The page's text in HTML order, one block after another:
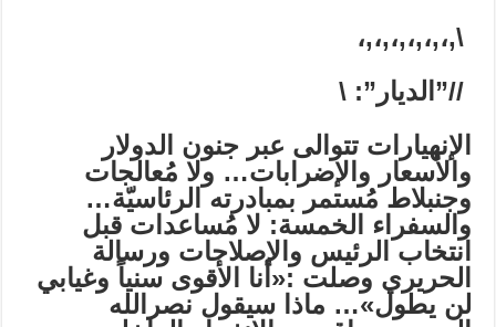
\,،,،,،,،,،,،
//”الديار”:\
الإنهيارات تتوالى عبر جنون الدولار
والأسعار والإضرابات… ولا مُعالجات
وجنبلاط مُستمر بمبادرته الرئاسيّة…
والسفراء الخمسة: لا مُساعدات قبل
انتخاب الرئيس والإصلاحات ورسالة
الحريري وصلت :«أنا الأقوى سنياً وغيابي
لن يطول»… ماذا سيقول نصرالله